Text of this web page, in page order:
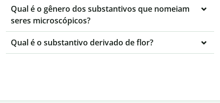
Qual é o gênero dos substantivos que nomeiam
seres microscópicos?
Qual é o substantivo derivado de flor?